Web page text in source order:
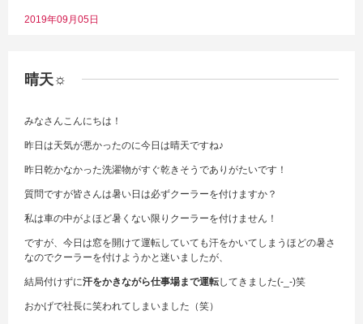
2019年09月05日
晴天☼
みなさんこんにちは！
昨日は天気が悪かったのに今日は晴天ですね♪
昨日乾かなかった洗濯物がすぐ乾きそうでありがたいです！
質問ですが皆さんは暑い日は必ずクーラーを付けますか？
私は車の中がよほど暑くない限りクーラーを付けません！
ですが、今日は窓を開けて運転していても汗をかいてしまうほどの暑さ
なのでクーラーを付けようかと迷いましたが、
結局付けずに汗をかきながら仕事場まで運転してきました(-_-)笑
おかげで社長に笑われてしまいました（笑）